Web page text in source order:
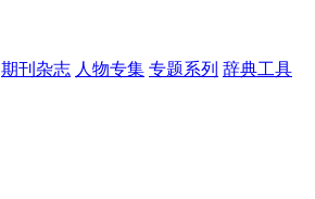
期刊杂志 人物专集 专题系列 辞典工具